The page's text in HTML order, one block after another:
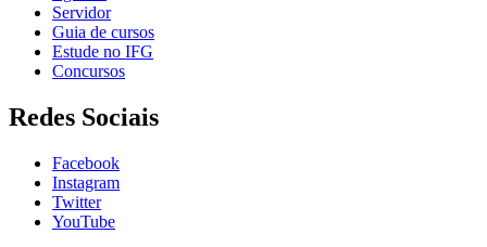
Servidor
Guia de cursos
Estude no IFG
Concursos
Redes Sociais
Facebook
Instagram
Twitter
YouTube